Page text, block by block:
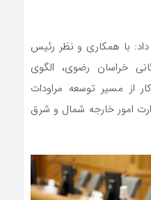
داد: با همکاری و نظر رئیس
خراسان رضوی، الگوی
از مسیر توسعه مراودات
امور خارجه شمال و شرق